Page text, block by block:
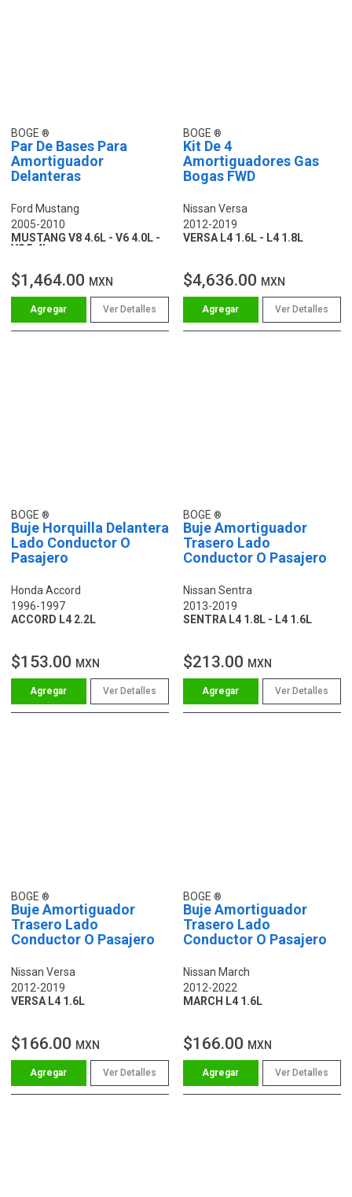
BOGE
Par De Bases Para
Amortiguador
Delanteras
Ford Mustang
2005-2010
MUSTANG V8 4.6L - V6 4.0L -
V8 5.4L
$1,464.00 MXN
Ver Detalles
BOGE
Kit De 4
Amortiguadores Gas
Bogas FWD
Nissan Versa
2012-2019
VERSA L4 1.6L - L4 1.8L
$4,636.00 MXN
Ver Detalles
BOGE
Buje Horquilla Delantera
Lado Conductor O
Pasajero
Honda Accord
1996-1997
ACCORD L4 2.2L
$153.00 MXN
Ver Detalles
BOGE
Buje Amortiguador
Trasero Lado
Conductor O Pasajero
Nissan Sentra
2013-2019
SENTRA L4 1.8L - L4 1.6L
$213.00 MXN
Ver Detalles
BOGE
Buje Amortiguador
Trasero Lado
Conductor O Pasajero
Nissan Versa
2012-2019
VERSA L4 1.6L
$166.00 MXN
Ver Detalles
BOGE
Buje Amortiguador
Trasero Lado
Conductor O Pasajero
Nissan March
2012-2022
MARCH L4 1.6L
$166.00 MXN
Ver Detalles